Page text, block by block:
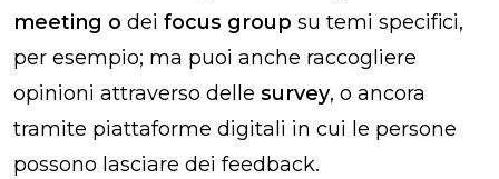
meeting o dei focus group su temi specifici,
per esempio; ma puoi anche raccogliere
opinioni attraverso delle survey, o ancora
tramite piattaforme digitali in cui le persone
possono lasciare dei feedback.